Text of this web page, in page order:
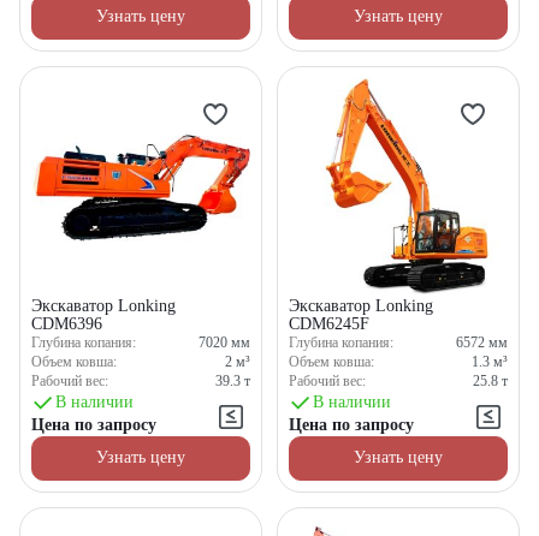
Узнать цену
Узнать цену
Экскаватор Lonking
CDM6396
Глубина копания: 7020 мм
Объем ковша:
2 м³
Рабочий вес:
39.3 т
В наличии
Цена по запросу
Узнать цену
Экскаватор Lonking
CDM6245F
Глубина копания: 6572 мм
Объем ковша:
1.3 м³
Рабочий вес:
25.8 т
В наличии
Цена по запросу
Узнать цену